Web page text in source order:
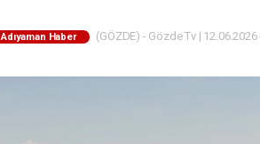
Adıyaman Haber (GÖZDE) - Gözde Tv |